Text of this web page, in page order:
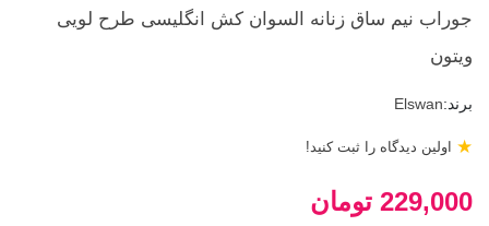
جوراب نیم ساق زنانه السوان کش انگلیسی طرح لویی
ویتون
برند:Elswan
اولین دیدگاه را ثبت کنید! ★
229,000 تومان